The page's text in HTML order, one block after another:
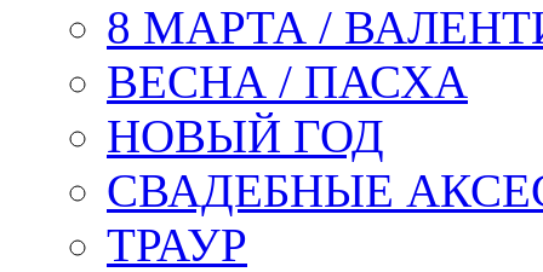
8 МАРТА /
ВЕСНА / ПАСХА
НОВЫЙ ГОД
СВАДЕБНЫЕ
ТРАУР